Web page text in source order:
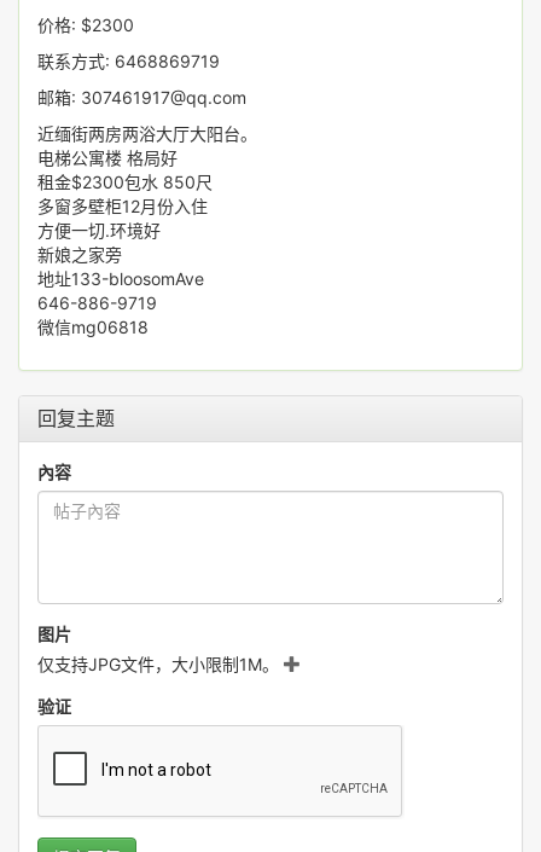
价格: $2300
联系方式: 6468869719
邮箱: 307461917@qq.com
近缅街两房两浴大厅大阳台。
电梯公寓楼 格局好
租金$2300包水 850尺
多窗多壁柜12月份入住
方便一切.环境好
新娘之家旁
地址133-bloosomAve
646-886-9719
微信mg06818
回复主题
內容
图片
仅支持JPG文件，大小限制1M。
验证